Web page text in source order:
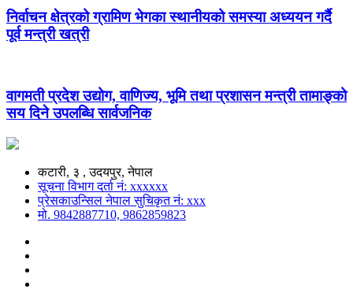
निर्वाचन क्षेत्रको ग्रामिण भेगका स्थानीयको समस्या अध्ययन गर्दै
पूर्व मन्त्री खत्री
वागमती प्रदेश उद्योग, वाणिज्य, भूमि तथा प्रशासन मन्त्री तामाङ्को
सय दिने उपलब्धि सार्वजनिक
कटारी, ३ , उदयपुर, नेपाल
सूचना विभाग दर्ता नं: xxxxxx
प्रेसकाउन्सिल नेपाल सुचिकृत नं: xxx
मो. 9842887710, 9862859823